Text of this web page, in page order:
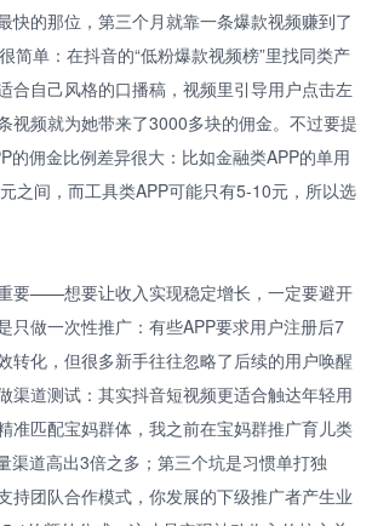
快的那位，第三个月就靠一条爆款视频赚到了
简单：在抖音的“低粉爆款视频榜”里找同类产
合自己风格的口播稿，视频里引导用户点击左
视频就为她带来了3000多块的佣金。不过要提
的佣金比例差异很大：比如金融类APP的单用
之间，而工具类APP可能只有5-10元，所以选
要——想要让收入实现稳定增长，一定要避开
只做一次性推广：有些APP要求用户注册后7
转化，但很多新手往往忽略了后续的用户唤醒
渠道测试：其实抖音短视频更适合触达年轻用
准匹配宝妈群体，我之前在宝妈群推广育儿类
渠道高出3倍之多；第三个坑是习惯单打独
持团队合作模式，你发展的下级推广者产生业